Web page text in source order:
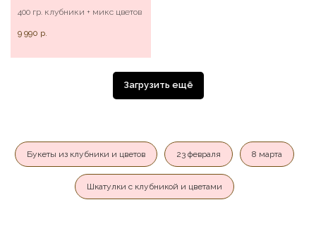
400 гр. клубники + микс цветов
9 990 р.
Загрузить ещё
Букеты из клубники и цветов 23 февраля 8 марта
Шкатулки с клубникой и цветами